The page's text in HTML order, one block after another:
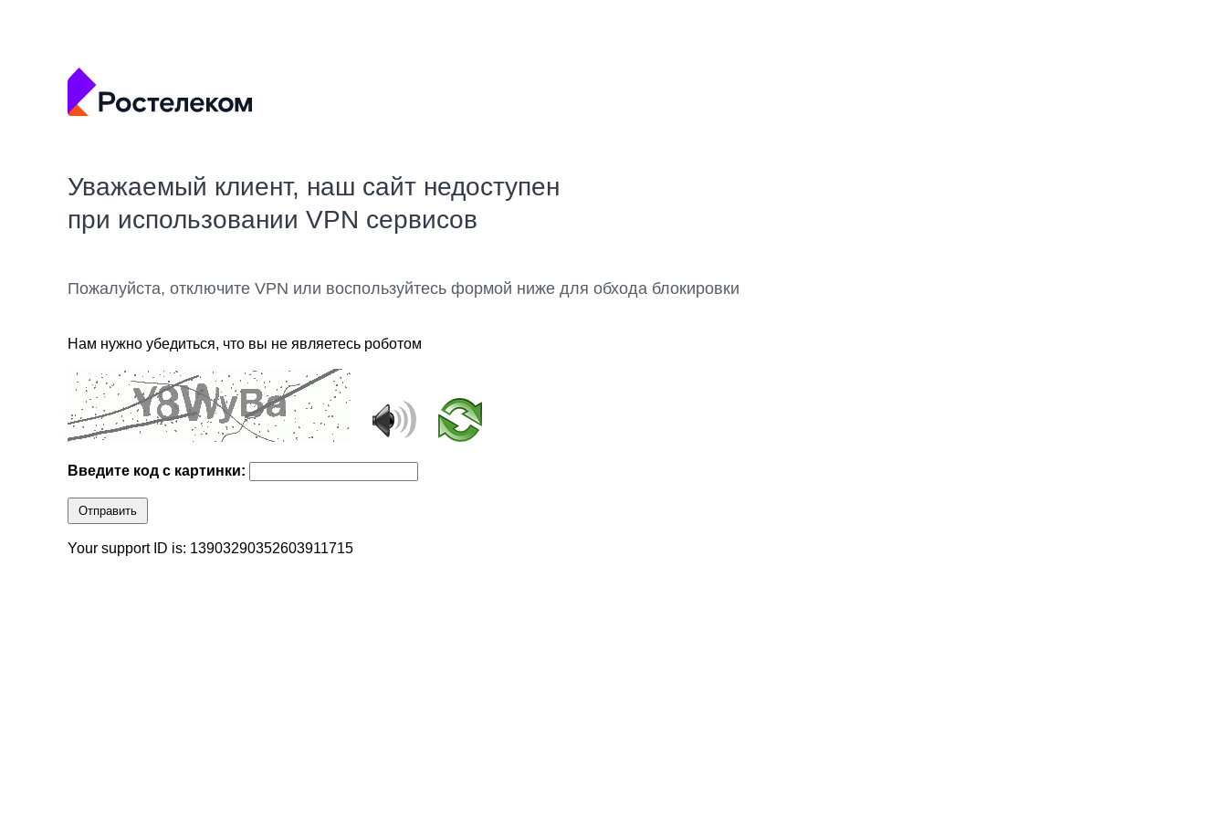
Уважаемый клиент, наш сайт недоступен
при использовании VPN сервисов
Пожалуйста, отключите VPN или воспользуйтесь формой ниже для обхода блокировки
Нам нужно убедиться, что вы не являетесь роботом
Введите код с картинки:
Отправить
Your support ID is: 13903290352603911715